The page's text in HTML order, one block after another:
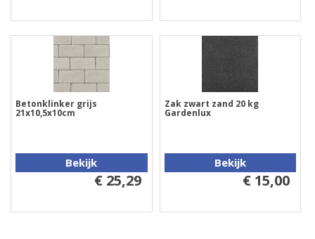
Betonklinker grijs
21x10,5x10cm
Bekijk
€ 25,29
Zak zwart zand 20 kg
Gardenlux
Bekijk
€ 15,00